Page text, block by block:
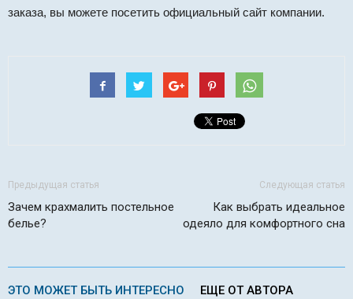
заказа, вы можете посетить официальный сайт компании.
Предыдущая статья
Зачем крахмалить постельное
белье?
Следующая статья
Как выбрать идеальное
одеяло для комфортного сна
ЭТО МОЖЕТ БЫТЬ ИНТЕРЕСНО ЕЩЕ ОТ АВТОРА